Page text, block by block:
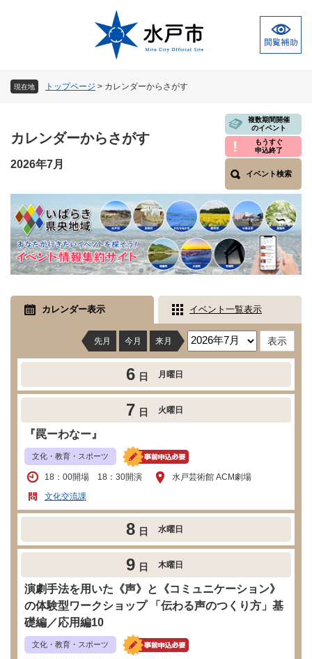
現在地 トップページ > カレンダーからさがす
文
カレンダーからさがす
複数期間開催
のイベント
もうすぐ
申込終了
イベント検索
2026年7月
カレンダー表示 イベント一覧表示
先月 今月 来月
6 日 月曜日
7 日 火曜日
『罠ーわなー』
文化・教育・スポーツ
18：00開場 18：30開演
水戸芸術館 ACM劇場
文化交流課
8 日 水曜日
9 日 木曜日
演劇手法を用いた《声》と《コミュニケーション》
の体験型ワークショップ 「伝わる声のつくり方」基
礎編／応用編10
文化・教育・スポーツ